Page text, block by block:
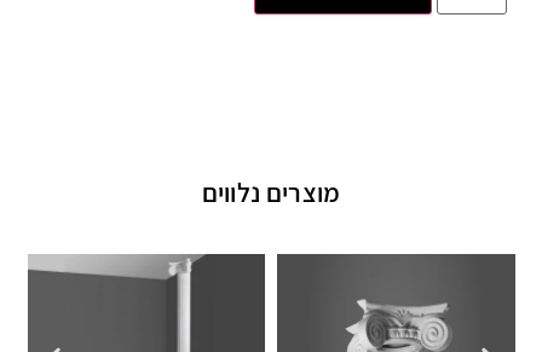
מוצרים נלווים